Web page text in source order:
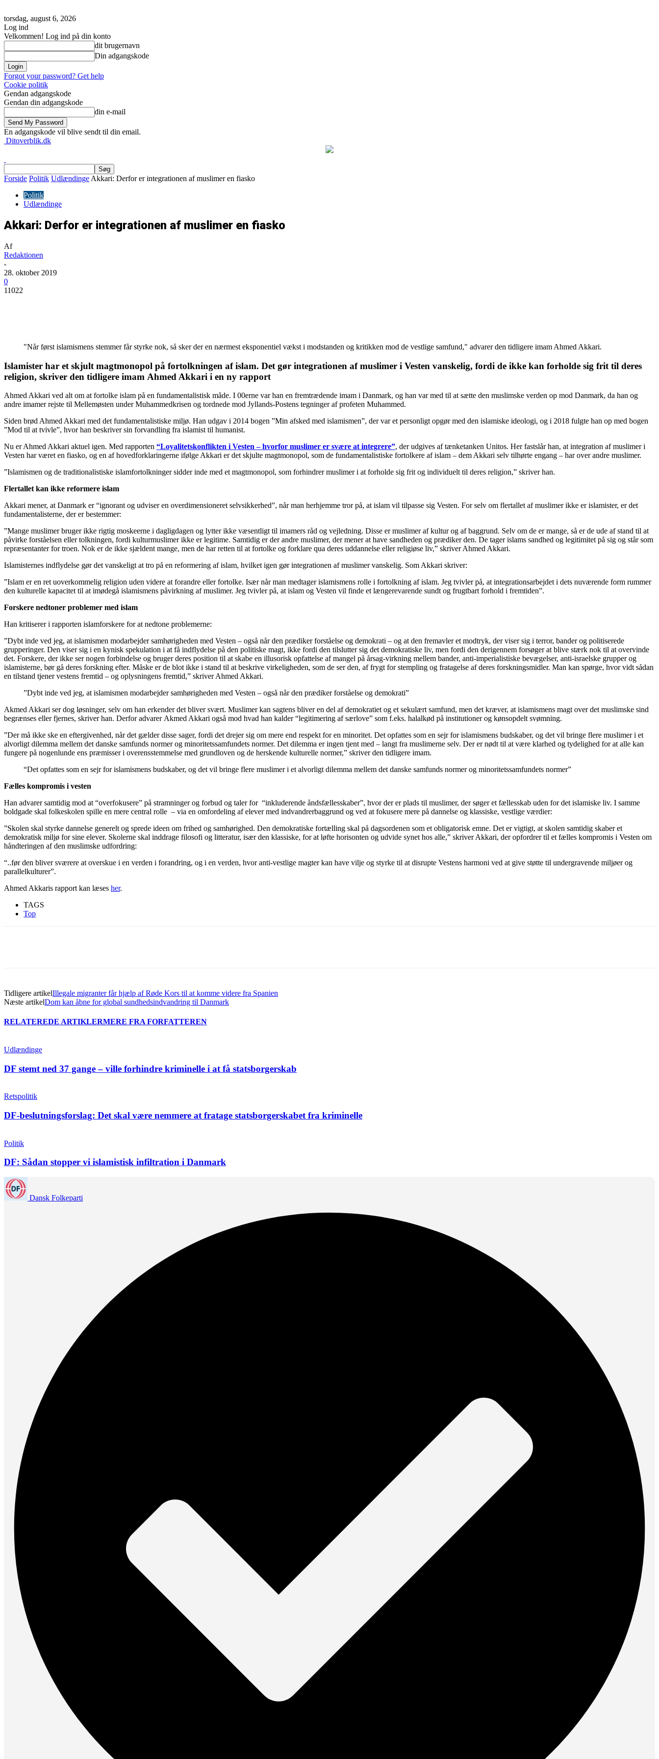
torsdag, august 6, 2026
Log ind
Velkommen! Log ind på din konto
dit brugernavn
Din adgangskode
Forgot your password? Get help
Cookie politik
Gendan adgangskode
Gendan din adgangskode
din e-mail
En adgangskode vil blive sendt til din email.
Ditoverblik.dk
Forside Politik Udlændinge Akkari: Derfor er integrationen af muslimer en fiasko
Politik
Udlændinge
Akkari: Derfor er integrationen af muslimer en fiasko
Af
Redaktionen
-
28. oktober 2019
0
11022
"Når først islamismens stemmer får styrke nok, så sker der en nærmest eksponentiel vækst i modstanden og kritikken mod de vestlige samfund," advarer den tidligere imam Ahmed Akkari.
Islamister har et skjult magtmonopol på fortolkningen af islam. Det gør integrationen af muslimer i Vesten vanskelig, fordi de ikke kan forholde sig frit til deres
religion, skriver den tidligere imam Ahmed Akkari i en ny rapport
Ahmed Akkari ved alt om at fortolke islam på en fundamentalistisk måde. I 00erne var han en fremtrædende imam i Danmark, og han var med til at sætte den muslimske verden op mod Danmark, da han og
andre imamer rejste til Mellemøsten under Muhammedkrisen og tordnede mod Jyllands-Postens tegninger af profeten Muhammed.
Siden brød Ahmed Akkari med det fundamentalistiske miljø. Han udgav i 2014 bogen ”Min afsked med islamismen”, der var et personligt opgør med den islamiske ideologi, og i 2018 fulgte han op med bogen
”Mod til at tvivle”, hvor han beskriver sin forvandling fra islamist til humanist.
Nu er Ahmed Akkari aktuel igen. Med rapporten “Loyalitetskonflikten i Vesten – hvorfor muslimer er svære at integrere”, der udgives af tænketanken Unitos. Her fastslår han, at integration af muslimer i
Vesten har været en fiasko, og en af hovedforklaringerne ifølge Akkari er det skjulte magtmonopol, som de fundamentalistiske fortolkere af islam – dem Akkari selv tilhørte engang – har over andre muslimer.
”Islamismen og de traditionalistiske islamfortolkninger sidder inde med et magtmonopol, som forhindrer muslimer i at forholde sig frit og individuelt til deres religion,” skriver han.
Flertallet kan ikke reformere islam
Akkari mener, at Danmark er “ignorant og udviser en overdimensioneret selvsikkerhed”, når man herhjemme tror på, at islam vil tilpasse sig Vesten. For selv om flertallet af muslimer ikke er islamister, er det
fundamentalisterne, der er bestemmer:
”Mange muslimer bruger ikke rigtig moskeerne i dagligdagen og lytter ikke væsentligt til imamers råd og vejledning. Disse er muslimer af kultur og af baggrund. Selv om de er mange, så er de ude af stand til at
påvirke forståelsen eller tolkningen, fordi kulturmuslimer ikke er legitime. Samtidig er der andre muslimer, der mener at have sandheden og prædiker den. De tager islams sandhed og legitimitet på sig og står som
repræsentanter for troen. Nok er de ikke sjældent mange, men de har retten til at fortolke og forklare qua deres uddannelse eller religiøse liv,” skriver Ahmed Akkari.
Islamisternes indflydelse gør det vanskeligt at tro på en reformering af islam, hvilket igen gør integrationen af muslimer vanskelig. Som Akkari skriver:
”Islam er en ret uoverkommelig religion uden videre at forandre eller fortolke. Især når man medtager islamismens rolle i fortolkning af islam. Jeg tvivler på, at integrationsarbejdet i dets nuværende form rummer
den kulturelle kapacitet til at imødegå islamismens påvirkning af muslimer. Jeg tvivler på, at islam og Vesten vil finde et længerevarende sundt og frugtbart forhold i fremtiden”.
Forskere nedtoner problemer med islam
Han kritiserer i rapporten islamforskere for at nedtone problemerne:
”Dybt inde ved jeg, at islamismen modarbejder samhørigheden med Vesten – også når den prædiker forståelse og demokrati – og at den fremavler et modtryk, der viser sig i terror, bander og politiserede
grupperinger. Den viser sig i en kynisk spekulation i at få indflydelse på den politiske magt, ikke fordi den tilslutter sig det demokratiske liv, men fordi den derigennem forsøger at blive stærk nok til at overvinde
det. Forskere, der ikke ser nogen forbindelse og bruger deres position til at skabe en illusorisk opfattelse af mangel på årsag-virkning mellem bander, anti-imperialistiske bevægelser, anti-israelske grupper og
islamisterne, bør gå deres forskning efter. Måske er de blot ikke i stand til at beskrive virkeligheden, som de ser den, af frygt for stempling og fratagelse af deres forskningsmidler. Man kan spørge, hvor vidt sådan
en tilstand tjener vestens fremtid – og oplysningens fremtid,” skriver Ahmed Akkari.
”Dybt inde ved jeg, at islamismen modarbejder samhørigheden med Vesten – også når den prædiker forståelse og demokrati”
Akmed Akkari ser dog løsninger, selv om han erkender det bliver svært. Muslimer kan sagtens bliver en del af demokratiet og et sekulært samfund, men det kræver, at islamismens magt over det muslimske sind
begrænses eller fjernes, skriver han. Derfor advarer Akmed Akkari også mod hvad han kalder “legitimering af særlove” som f.eks. halalkød på institutioner og kønsopdelt svømning.
”Der må ikke ske en eftergivenhed, når det gælder disse sager, fordi det drejer sig om mere end respekt for en minoritet. Det opfattes som en sejr for islamismens budskaber, og det vil bringe flere muslimer i et
alvorligt dilemma mellem det danske samfunds normer og minoritetssamfundets normer. Det dilemma er ingen tjent med – langt fra muslimerne selv. Der er nødt til at være klarhed og tydelighed for at alle kan
fungere på nogenlunde ens præmisser i overensstemmelse med grundloven og de herskende kulturelle normer,” skriver den tidligere imam.
“Det opfattes som en sejr for islamismens budskaber, og det vil bringe flere muslimer i et alvorligt dilemma mellem det danske samfunds normer og minoritetssamfundets normer”
Fælles kompromis i vesten
Han advarer samtidig mod at “overfokusere” på stramninger og forbud og taler for “inkluderende åndsfællesskaber”, hvor der er plads til muslimer, der søger et fællesskab uden for det islamiske liv. I samme
boldgade skal folkeskolen spille en mere central rolle – via en omfordeling af elever med indvandrerbaggrund og ved at fokusere mere på dannelse og klassiske, vestlige værdier:
”Skolen skal styrke dannelse generelt og sprede ideen om frihed og samhørighed. Den demokratiske fortælling skal på dagsordenen som et obligatorisk emne. Det er vigtigt, at skolen samtidig skaber et
demokratisk miljø for sine elever. Skolerne skal inddrage filosofi og litteratur, især den klassiske, for at løfte horisonten og udvide synet hos alle,” skriver Akkari, der opfordrer til et fælles kompromis i Vesten om
håndteringen af den muslimske udfordring:
“..før den bliver sværere at overskue i en verden i forandring, og i en verden, hvor anti-vestlige magter kan have vilje og styrke til at disrupte Vestens harmoni ved at give støtte til undergravende miljøer og
parallelkulturer”.
Ahmed Akkaris rapport kan læses her.
TAGS
Top
Tidligere artikelIllegale migranter får hjælp af Røde Kors til at komme videre fra Spanien
Næste artikelDom kan åbne for global sundhedsindvandring til Danmark
RELATEREDE ARTIKLERMERE FRA FORFATTEREN
Udlændinge
DF stemt ned 37 gange – ville forhindre kriminelle i at få statsborgerskab
Retspolitik
DF-beslutningsforslag: Det skal være nemmere at fratage statsborgerskabet fra kriminelle
Politik
DF: Sådan stopper vi islamistisk infiltration i Danmark
Dansk Folkeparti